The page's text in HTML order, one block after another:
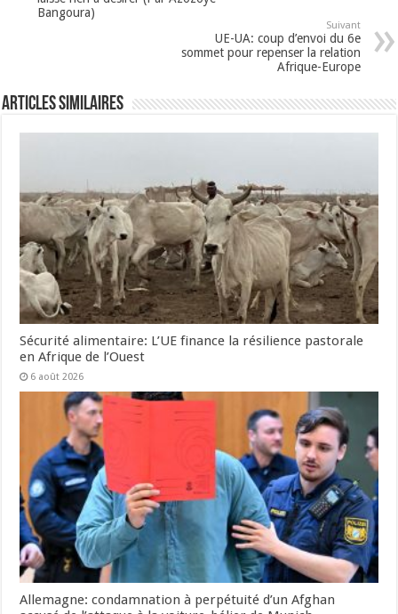
Bangoura)
Suivant
UE-UA: coup d’envoi du 6e
sommet pour repenser la relation
Afrique-Europe
Articles Similaires
Sécurité alimentaire: L’UE finance la résilience pastorale
en Afrique de l’Ouest
6 août 2026
Allemagne: condamnation à perpétuité d’un Afghan